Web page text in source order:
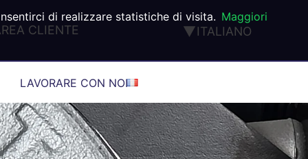
CLIENTE
ITALIANO
DEUTSCH
ESPAÑOL
PORTUGUÊS
LAVORARE CON NOI
di realizzare statistiche di visita. Maggiori